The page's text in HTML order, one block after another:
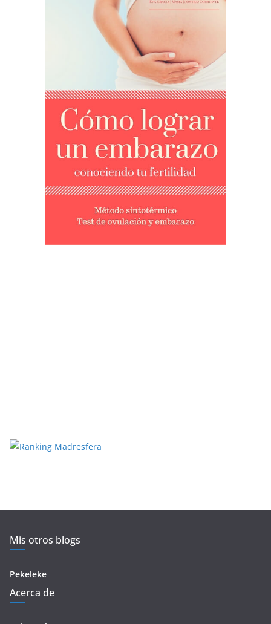
Mis otros blogs
Pekeleke
Acerca de